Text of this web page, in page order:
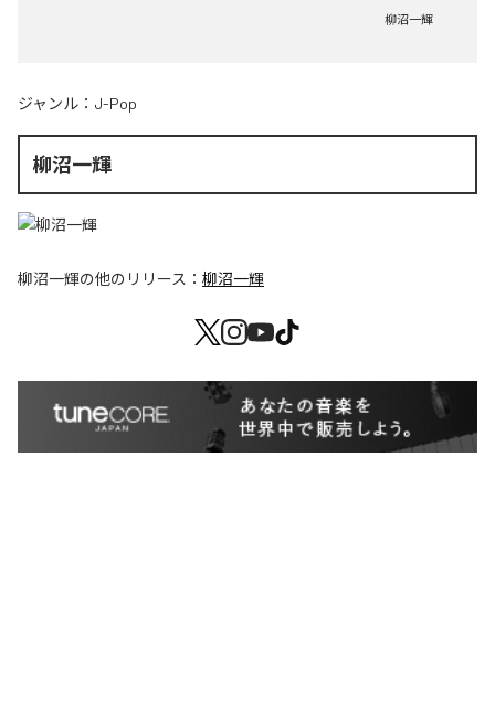
柳沼一輝
ジャンル： J-Pop
柳沼一輝
柳沼一輝の他のリリース： 柳沼一輝